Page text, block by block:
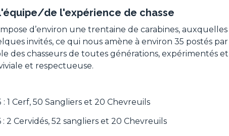
de l'expérience de chasse
d’environ une trentaine de carabines, auxquelles
invités, ce qui nous amène à environ 35 postés
des chasseurs de toutes générations, expérimentés et
et respectueuse.
1 Cerf, 50 Sangliers et 20 Chevreuils
2 Cervidés, 52 sangliers et 20 Chevreuils